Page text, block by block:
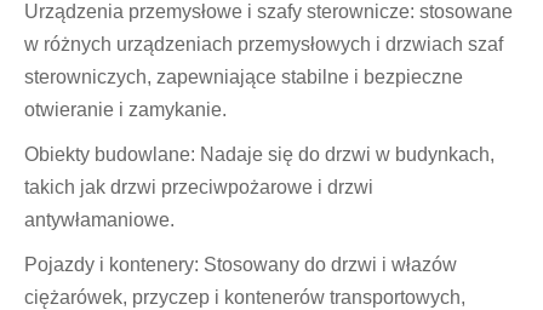
Urządzenia przemysłowe i szafy sterownicze: stosowane
w różnych urządzeniach przemysłowych i drzwiach szaf
sterowniczych, zapewniające stabilne i bezpieczne
otwieranie i zamykanie.
Obiekty budowlane: Nadaje się do drzwi w budynkach,
takich jak drzwi przeciwpożarowe i drzwi
antywłamaniowe.
Pojazdy i kontenery: Stosowany do drzwi i włazów
ciężarówek, przyczep i kontenerów transportowych,